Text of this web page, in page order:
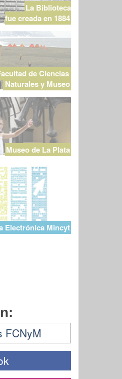
La Biblioteca
fue creada en 1884
de Ciencias
Naturales y Museo
Museo de La Plata
Electrónica Mincyt
FCNyM